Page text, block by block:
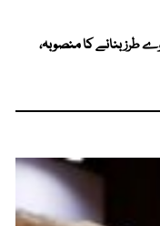
طرز بنانے کا منصوبہ،